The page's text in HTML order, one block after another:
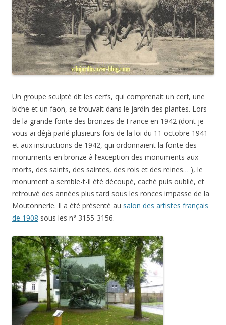
Un groupe sculpté dit les cerfs, qui comprenait un cerf, une
biche et un faon, se trouvait dans le jardin des plantes. Lors
de la grande fonte des bronzes de France en 1942 (dont je
vous ai déjà parlé plusieurs fois de la loi du 11 octobre 1941
et aux instructions de 1942, qui ordonnaient la fonte des
monuments en bronze à l’exception des monuments aux
morts, des saints, des saintes, des rois et des reines… ), le
monument a semble-t-il été découpé, caché puis oublié, et
retrouvé des années plus tard sous les ronces impasse de la
Moutonnerie. Il a été présenté au salon des artistes français
de 1908 sous les n° 3155-3156.